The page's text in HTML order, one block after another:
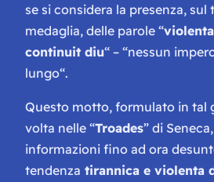
se si considera la presenza, sul
medaglia, delle parole “
continuit diu“ – “nessun
lungo“.
Questo motto, formulato in tal
volta nelle “Troades” di
informazioni fino ad ora
tendenza tirannica e violenta